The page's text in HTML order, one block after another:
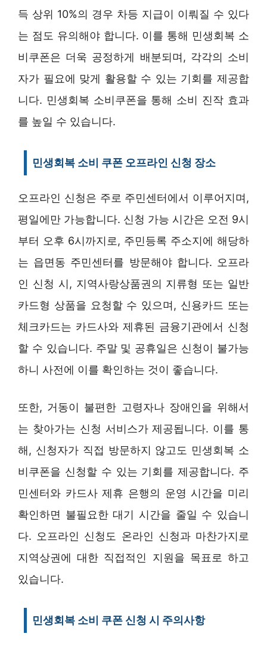
득 상위 10%의 경우 차등 지급이 이뤄질 수 있다
는 점도 유의해야 합니다. 이를 통해 민생회복 소
비쿠폰은 더욱 공정하게 배분되며, 각각의 소비
자가 필요에 맞게 활용할 수 있는 기회를 제공합
니다. 민생회복 소비쿠폰을 통해 소비 진작 효과
를 높일 수 있습니다.
민생회복 소비 쿠폰 오프라인 신청 장소
오프라인 신청은 주로 주민센터에서 이루어지며,
평일에만 가능합니다. 신청 가능 시간은 오전 9시
부터 오후 6시까지로, 주민등록 주소지에 해당하
는 읍면동 주민센터를 방문해야 합니다. 오프라
인 신청 시, 지역사랑상품권의 지류형 또는 일반
카드형 상품을 요청할 수 있으며, 신용카드 또는
체크카드는 카드사와 제휴된 금융기관에서 신청
할 수 있습니다. 주말 및 공휴일은 신청이 불가능
하니 사전에 이를 확인하는 것이 좋습니다.
또한, 거동이 불편한 고령자나 장애인을 위해서
는 찾아가는 신청 서비스가 제공됩니다. 이를 통
해, 신청자가 직접 방문하지 않고도 민생회복 소
비쿠폰을 신청할 수 있는 기회를 제공합니다. 주
민센터와 카드사 제휴 은행의 운영 시간을 미리
확인하면 불필요한 대기 시간을 줄일 수 있습니
다. 오프라인 신청도 온라인 신청과 마찬가지로
지역상권에 대한 직접적인 지원을 목표로 하고
있습니다.
민생회복 소비 쿠폰 신청 시 주의사항